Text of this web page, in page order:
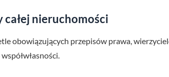
całej nieruchomości
obowiązujących przepisów prawa,